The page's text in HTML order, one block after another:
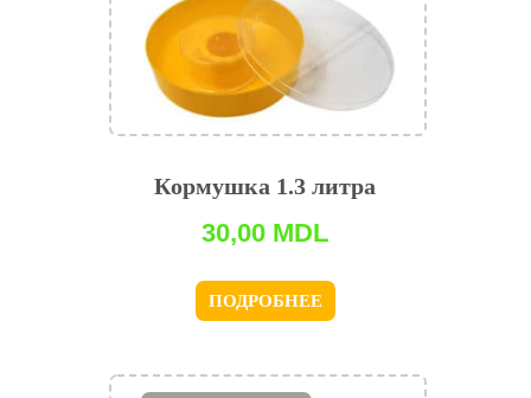
Кормушка 1.3 литра
30,00 MDL
ПОДРОБНЕЕ